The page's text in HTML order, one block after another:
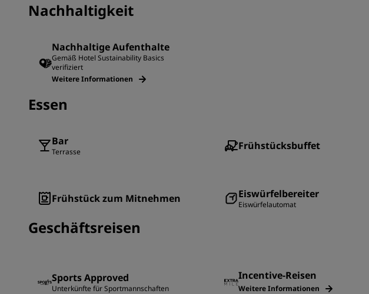
Nachhaltigkeit
Nachhaltige Aufenthalte
Gemäß Hotel Sustainability Basics
verifiziert
Weitere Informationen
Essen
Bar
Terrasse Frühstücksbuffet
Frühstück zum Mitnehmen Eiswürfelbereiter
Eiswürfelautomat
Geschäftsreisen
Sports Approved
Unterkünfte für Sportmannschaften
Incentive-Reisen
Weitere Informationen